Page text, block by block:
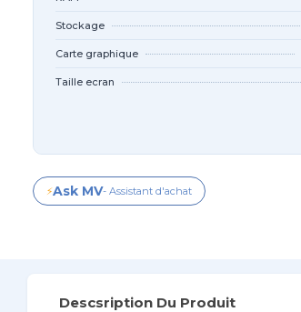
Stockage
Carte graphique
Taille ecran
⚡Ask MV- Assistant d'achat
Descsription Du Produit